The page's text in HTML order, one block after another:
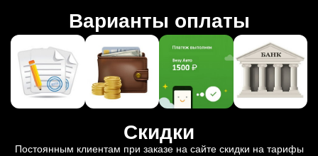
Варианты оплаты
Скидки
Постоянным клиентам при заказе на сайте скидки на тарифы